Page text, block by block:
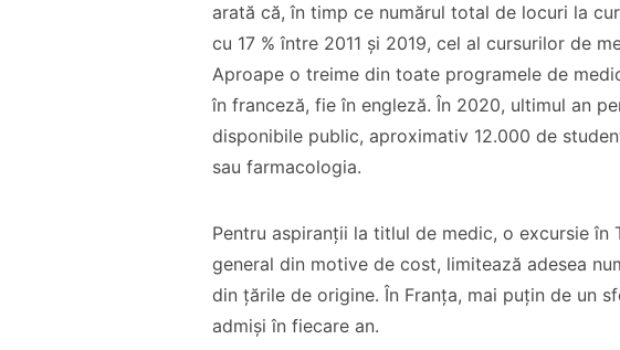
Co-fondatorul
Bisericii Sataniste
din Africa de Sud,
renuntă după ce
experimenteaza
dragostea lui
CITEȘTE
De
arată că, în timp ce numărul total de locuri la
cu 17 % între 2011 și 2019, cel al cursurilor de
Aproape o treime din toate programele de
în franceză, fie în engleză. În 2020, ultimul an
disponibile public, aproximativ 12.000 de
sau farmacologia.
Pentru aspiranții la titlul de medic, o excursie în
general din motive de cost, limitează adesea
din țările de origine. În Franța, mai puțin de un
admiși în fiecare an.